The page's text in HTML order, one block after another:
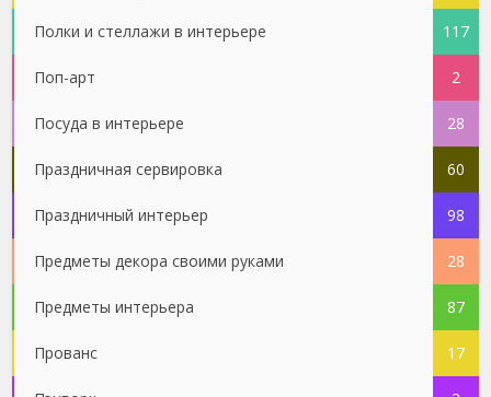
Полки и стеллажи в интерьере 117
Поп-арт 2
Посуда в интерьере 28
Праздничная сервировка 60
Праздничный интерьер 98
Предметы декора своими руками 28
Предметы интерьера 87
Прованс 17